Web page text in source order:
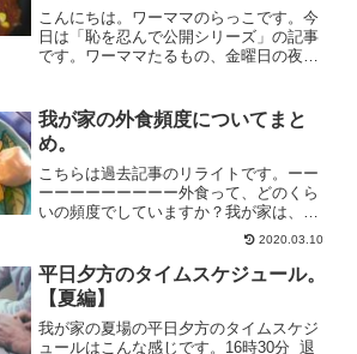
こんにちは。ワーママのらっこです。今
日は「恥を忍んで公開シリーズ」の記事
です。ワーママたるもの、金曜日の夜は
テーマです。もともと金曜日ってもう瀕
死なので、アンパンマンカ...
我が家の外食頻度についてまと
め。
こちらは過去記事のリライトです。ーー
ーーーーーーーーー外食って、どのくら
いの頻度でしていますか？我が家は、外
食は週末1〜2回です。1か月で週末が4回
あるとすると、・3回はパン屋さん程度の
外食を1〜2回（1回2000円くらい）・1回
はちょっと...
2020.03.10
平日夕方のタイムスケジュール。
【夏編】
我が家の夏場の平日夕方のタイムスケジ
ュールはこんな感じです。16時30分 退